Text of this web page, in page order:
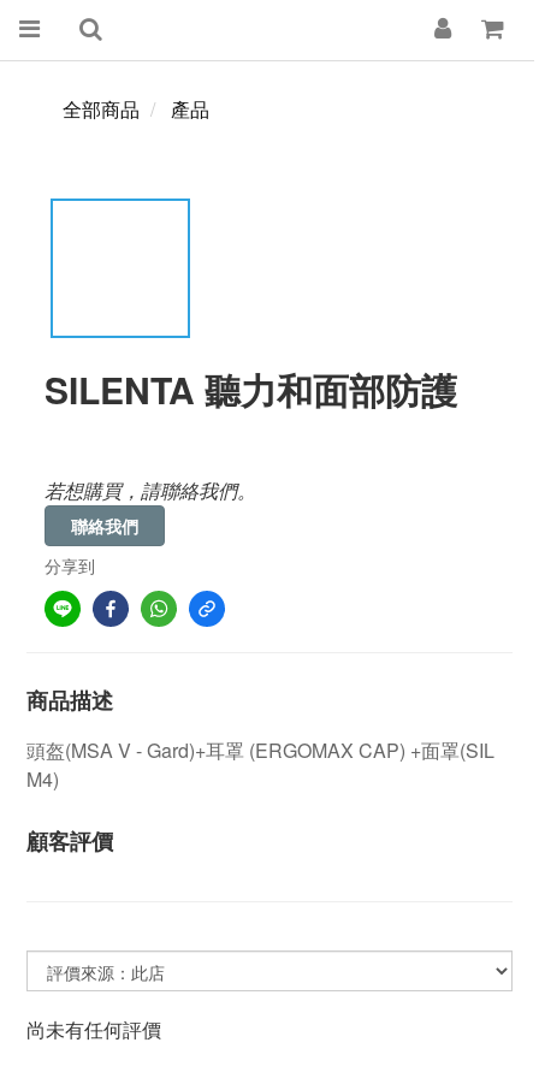
全部商品 產品
SILENTA 聽力和面部防護
若想購買，請聯絡我們。
聯絡我們
分享到
商品描述
頭盔(MSA V - Gard)+耳罩 (ERGOMAX CAP) +面罩(SIL
M4)
顧客評價
尚未有任何評價